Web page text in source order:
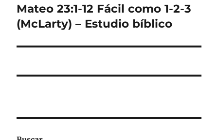
Entrada
siguiente:
Mateo 23:1-12 Fácil como 1-2-3
(McLarty) – Estudio bíblico